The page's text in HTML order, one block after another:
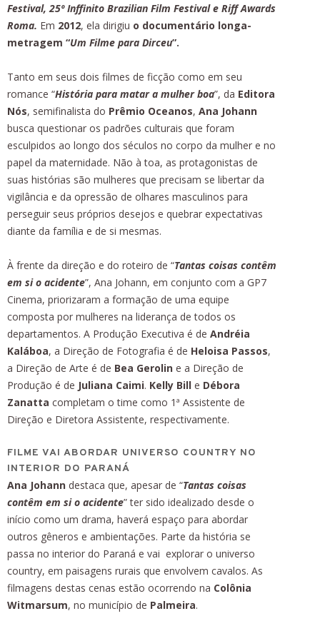
Festival, 25º Inffinito Brazilian Film Festival e Riff Awards
Roma. Em 2012, ela dirigiu o documentário longa-
metragem “Um Filme para Dirceu”.
Tanto em seus dois filmes de ficção como em seu
romance “História para matar a mulher boa”, da Editora
Nós, semifinalista do Prêmio Oceanos, Ana Johann
busca questionar os padrões culturais que foram
esculpidos ao longo dos séculos no corpo da mulher e no
papel da maternidade. Não à toa, as protagonistas de
suas histórias são mulheres que precisam se libertar da
vigilância e da opressão de olhares masculinos para
perseguir seus próprios desejos e quebrar expectativas
diante da família e de si mesmas.
À frente da direção e do roteiro de “Tantas coisas contêm
em si o acidente”, Ana Johann, em conjunto com a GP7
Cinema, priorizaram a formação de uma equipe
composta por mulheres na liderança de todos os
departamentos. A Produção Executiva é de Andréia
Kaláboa, a Direção de Fotografia é de Heloisa Passos,
a Direção de Arte é de Bea Gerolin e a Direção de
Produção é de Juliana Caimi. Kelly Bill e Débora
Zanatta completam o time como 1ª Assistente de
Direção e Diretora Assistente, respectivamente.
FILME VAI ABORDAR UNIVERSO COUNTRY NO
INTERIOR DO PARANÁ
Ana Johann destaca que, apesar de “Tantas coisas
contêm em si o acidente” ter sido idealizado desde o
início como um drama, haverá espaço para abordar
outros gêneros e ambientações. Parte da história se
passa no interior do Paraná e vai explorar o universo
country, em paisagens rurais que envolvem cavalos. As
filmagens destas cenas estão ocorrendo na Colônia
Witmarsum, no município de Palmeira.